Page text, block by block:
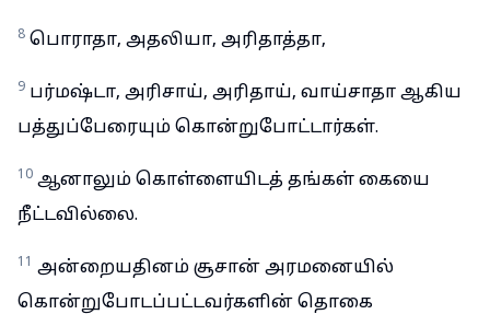
8 பொராதா, அதலியா, அரிதாத்தா,
9 பர்மஷ்டா, அரிசாய், அரிதாய், வாய்சாதா ஆகிய
பத்துப்பேரையும் கொன்றுபோட்டார்கள்.
10 ஆனாலும் கொள்ளையிடத் தங்கள் கையை
நீட்டவில்லை.
11 அன்றையதினம் சூசான் அரமனையில்
கொன்றுபோடப்பட்டவர்களின் தொகை